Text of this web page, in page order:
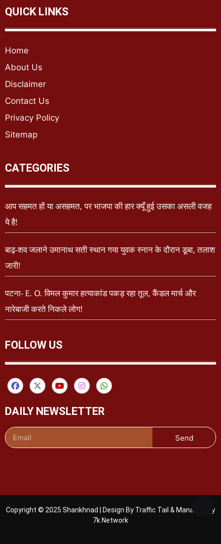
QUICK LINKS
Home
About Us
Disclaimer
Contact Us
Privacy Policy
Sitemap
CATEGORIES
आप सहमत हों या असहमत, पर भाजपा की हार क्यूँ हुई उसका असली वजह
ये है!
बाढ़-शव जलाने उमानाथ सती स्थान गया युवक स्नान के दौरान डूबा, तलाश
जारी!
पटना- E. O. विमल कुमार हत्याकांड पकड़ रहा तूल, कैंडल मार्च और
नारेबाजी करते निकले लोग!
FOLLOW US
DAILY NEWSLETTER
Send
Copyright © 2025 Shankhnad | Design By Traffic Tail & Managed By
7k Network